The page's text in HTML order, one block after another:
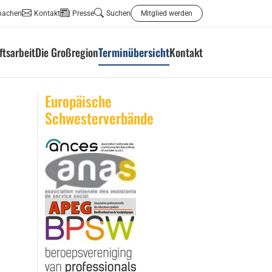
Kontakt Presse Suchen Mitglied werden
Die GroßregionTerminübersichtKontakt
Europäische
Schwesterverbände